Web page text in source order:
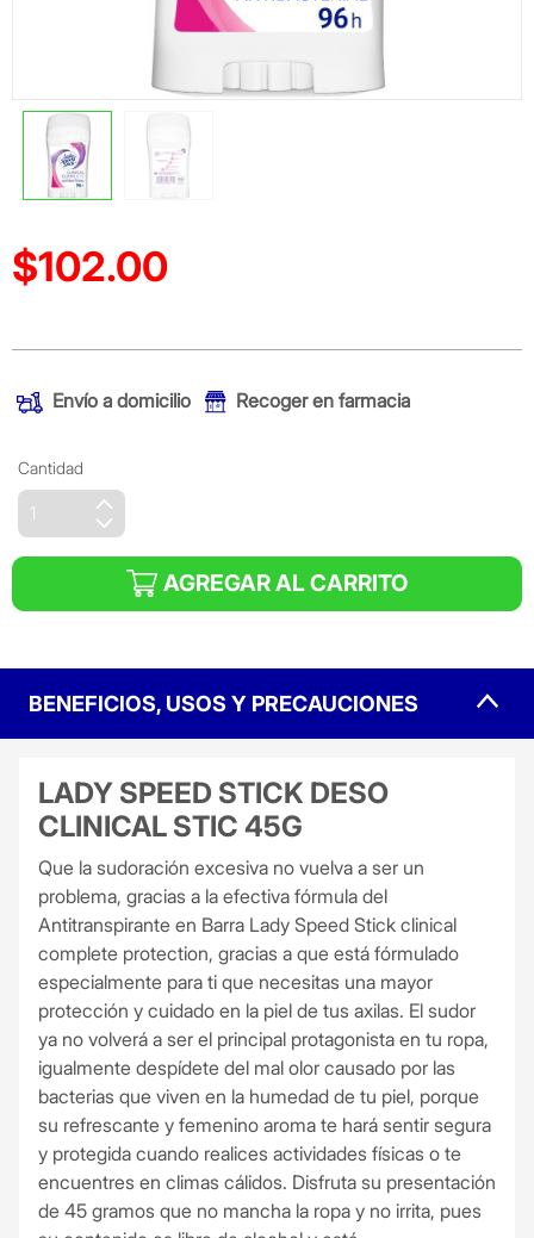
Precio reducido de
$102.00
Envío a domicilio Recoger en farmacia
Cantidad
AGREGAR AL CARRITO
BENEFICIOS, USOS Y PRECAUCIONES
LADY SPEED STICK DESO
CLINICAL STIC 45G
Que la sudoración excesiva no vuelva a ser un
problema, gracias a la efectiva fórmula del
Antitranspirante en Barra Lady Speed Stick clinical
complete protection, gracias a que está fórmulado
especialmente para ti que necesitas una mayor
protección y cuidado en la piel de tus axilas. El sudor
ya no volverá a ser el principal protagonista en tu ropa,
igualmente despídete del mal olor causado por las
bacterias que viven en la humedad de tu piel, porque
su refrescante y femenino aroma te hará sentir segura
y protegida cuando realices actividades físicas o te
encuentres en climas cálidos. Disfruta su presentación
de 45 gramos que no mancha la ropa y no irrita, pues